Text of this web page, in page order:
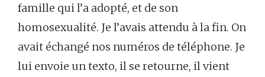
famille qui l’a adopté, et de son
homosexualité. Je l’avais attendu à la fin. On
avait échangé nos numéros de téléphone. Je
lui envoie un texto, il se retourne, il vient